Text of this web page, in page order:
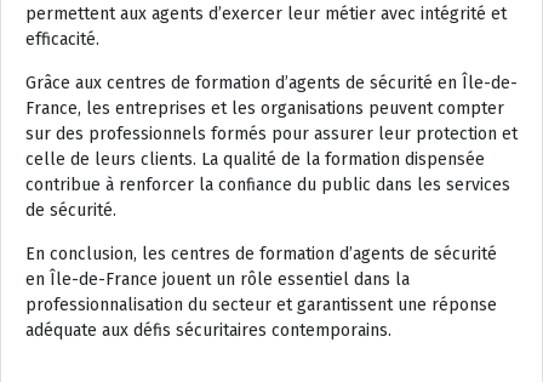
permettent aux agents d’exercer leur métier avec intégrité et
efficacité.
Grâce aux centres de formation d’agents de sécurité en Île-de-
France, les entreprises et les organisations peuvent compter
sur des professionnels formés pour assurer leur protection et
celle de leurs clients. La qualité de la formation dispensée
contribue à renforcer la confiance du public dans les services
de sécurité.
En conclusion, les centres de formation d’agents de sécurité
en Île-de-France jouent un rôle essentiel dans la
professionnalisation du secteur et garantissent une réponse
adéquate aux défis sécuritaires contemporains.